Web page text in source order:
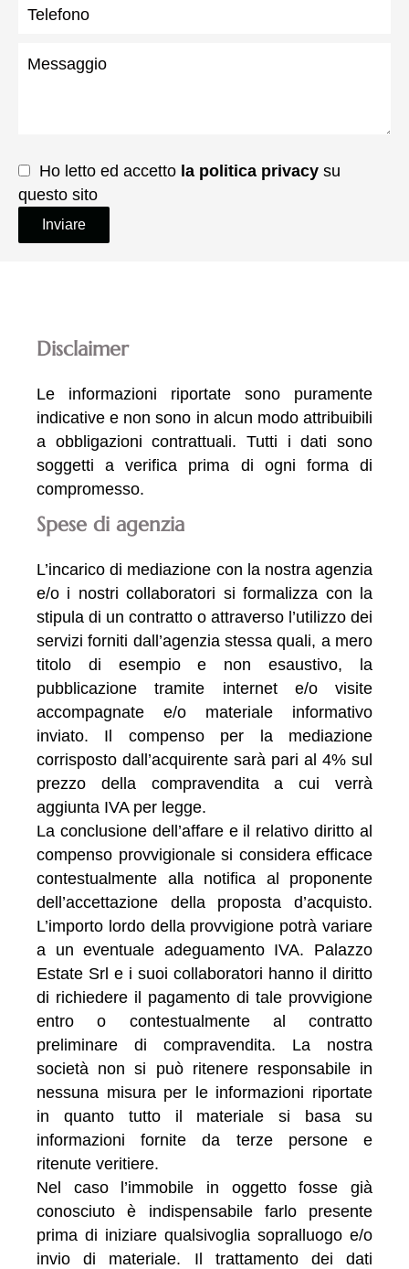
Ho letto ed accetto la politica privacy su
questo sito
Inviare
Disclaimer
Le informazioni riportate sono puramente
indicative e non sono in alcun modo attribuibili
a obbligazioni contrattuali. Tutti i dati sono
soggetti a verifica prima di ogni forma di
compromesso.
Spese di agenzia
L’incarico di mediazione con la nostra agenzia
e/o i nostri collaboratori si formalizza con la
stipula di un contratto o attraverso l’utilizzo dei
servizi forniti dall’agenzia stessa quali, a mero
titolo di esempio e non esaustivo, la
pubblicazione tramite internet e/o visite
accompagnate e/o materiale informativo
inviato. Il compenso per la mediazione
corrisposto dall’acquirente sarà pari al 4% sul
prezzo della compravendita a cui verrà
aggiunta IVA per legge.
La conclusione dell’affare e il relativo diritto al
compenso provvigionale si considera efficace
contestualmente alla notifica al proponente
dell’accettazione della proposta d’acquisto.
L’importo lordo della provvigione potrà variare
a un eventuale adeguamento IVA. Palazzo
Estate Srl e i suoi collaboratori hanno il diritto
di richiedere il pagamento di tale provvigione
entro o contestualmente al contratto
preliminare di compravendita. La nostra
società non si può ritenere responsabile in
nessuna misura per le informazioni riportate
in quanto tutto il materiale si basa su
informazioni fornite da terze persone e
ritenute veritiere.
Nel caso l’immobile in oggetto fosse già
conosciuto è indispensabile farlo presente
prima di iniziare qualsivoglia sopralluogo e/o
invio di materiale. Il trattamento dei dati